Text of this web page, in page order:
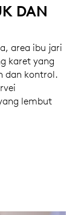
DAN
area ibu jari
karet yang
dan kontrol.
lembut
uji coba